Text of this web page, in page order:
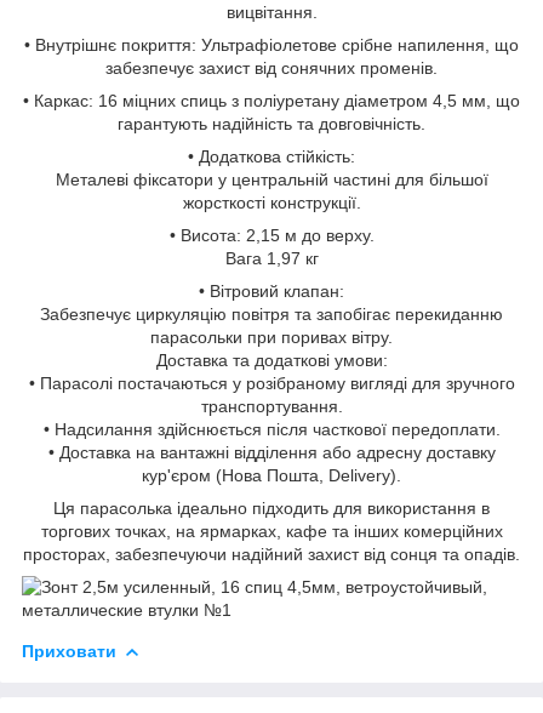
вицвітання.
• Внутрішнє покриття: Ультрафіолетове срібне напилення, що
забезпечує захист від сонячних променів.
• Каркас: 16 міцних спиць з поліуретану діаметром 4,5 мм, що
гарантують надійність та довговічність.
• Додаткова стійкість:
Металеві фіксатори у центральній частині для більшої
жорсткості конструкції.
• Висота: 2,15 м до верху.
Вага 1,97 кг
• Вітровий клапан:
Забезпечує циркуляцію повітря та запобігає перекиданню
парасольки при поривах вітру.
Доставка та додаткові умови:
• Парасолі постачаються у розібраному вигляді для зручного
транспортування.
• Надсилання здійснюється після часткової передоплати.
• Доставка на вантажні відділення або адресну доставку
кур'єром (Нова Пошта, Delivery).
Ця парасолька ідеально підходить для використання в
торгових точках, на ярмарках, кафе та інших комерційних
просторах, забезпечуючи надійний захист від сонця та опадів.
Приховати